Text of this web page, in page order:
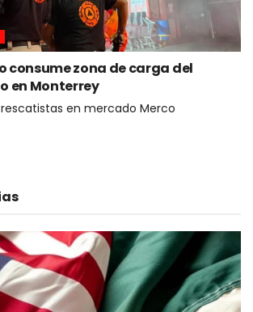
consume zona de carga del
en Monterrey
en mercado Merco